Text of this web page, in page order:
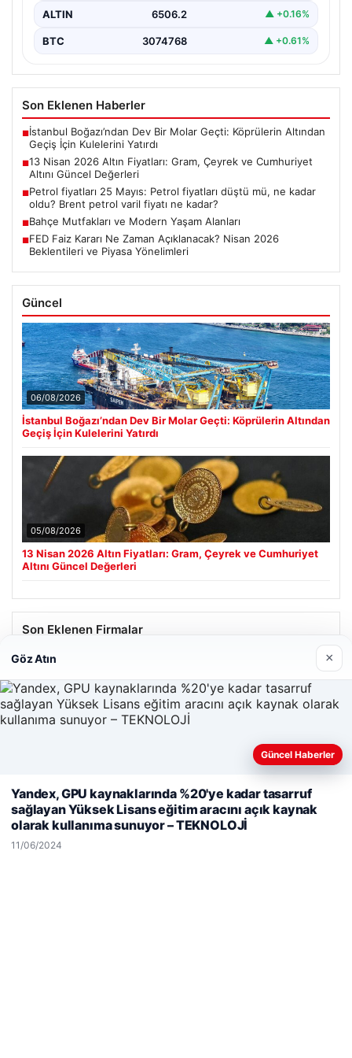
ALTIN 6506.2 ▲ +0.16%
BTC 3074768 ▲ +0.61%
Son Eklenen Haberler
■İstanbul Boğazı’ndan Dev Bir Molar Geçti: Köprülerin Altından
Geçiş İçin Kulelerini Yatırdı
■13 Nisan 2026 Altın Fiyatları: Gram, Çeyrek ve Cumhuriyet
Altını Güncel Değerleri
■Petrol fiyatları 25 Mayıs: Petrol fiyatları düştü mü, ne kadar
oldu? Brent petrol varil fiyatı ne kadar?
■Bahçe Mutfakları ve Modern Yaşam Alanları
■FED Faiz Kararı Ne Zaman Açıklanacak? Nisan 2026
Beklentileri ve Piyasa Yönelimleri
Güncel
06/08/2026
İstanbul Boğazı’ndan Dev Bir Molar Geçti: Köprülerin Altından
Geçiş İçin Kulelerini Yatırdı
05/08/2026
13 Nisan 2026 Altın Fiyatları: Gram, Çeyrek ve Cumhuriyet
Altını Güncel Değerleri
Son Eklenen Firmalar
Enes Kaplan Avukatlık Bürosu
28/04/2026
© 2026 Neyak Güncel Haber Portalı
deneyiminizi kişiselleştirmek ve geliştirmek amacıyla çerezler
kullanıyoruz.Çerez Politikamız
Kabul Et
Göz Atın ×
Güncel Haberler
Yandex, GPU kaynaklarında %20'ye kadar tasarruf
sağlayan Yüksek Lisans eğitim aracını açık kaynak
olarak kullanıma sunuyor – TEKNOLOJİ
11/06/2024